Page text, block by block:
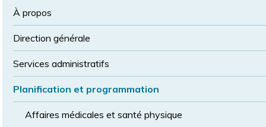
police
À propos
Direction générale
Services administratifs
Planification et programmation
Affaires médicales et santé physique